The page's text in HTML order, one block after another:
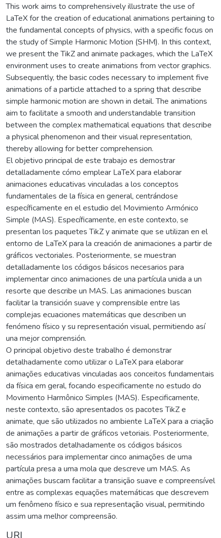
This work aims to comprehensively illustrate the use of
LaTeX for the creation of educational animations pertaining to
the fundamental concepts of physics, with a specific focus on
the study of Simple Harmonic Motion (SHM). In this context,
we present the TikZ and animate packages, which the LaTeX
environment uses to create animations from vector graphics.
Subsequently, the basic codes necessary to implement five
animations of a particle attached to a spring that describe
simple harmonic motion are shown in detail. The animations
aim to facilitate a smooth and understandable transition
between the complex mathematical equations that describe
a physical phenomenon and their visual representation,
thereby allowing for better comprehension.
El objetivo principal de este trabajo es demostrar
detalladamente cómo emplear LaTeX para elaborar
animaciones educativas vinculadas a los conceptos
fundamentales de la física en general, centrándose
específicamente en el estudio del Movimiento Armónico
Simple (MAS). Específicamente, en este contexto, se
presentan los paquetes TikZ y animate que se utilizan en el
entorno de LaTeX para la creación de animaciones a partir de
gráficos vectoriales. Posteriormente, se muestran
detalladamente los códigos básicos necesarios para
implementar cinco animaciones de una partícula unida a un
resorte que describe un MAS. Las animaciones buscan
facilitar la transición suave y comprensible entre las
complejas ecuaciones matemáticas que describen un
fenómeno físico y su representación visual, permitiendo así
una mejor comprensión.
O principal objetivo deste trabalho é demonstrar
detalhadamente como utilizar o LaTeX para elaborar
animações educativas vinculadas aos conceitos fundamentais
da física em geral, focando especificamente no estudo do
Movimento Harmônico Simples (MAS). Especificamente,
neste contexto, são apresentados os pacotes TikZ e
animate, que são utilizados no ambiente LaTeX para a criação
de animações a partir de gráficos vetoriais. Posteriormente,
são mostrados detalhadamente os códigos básicos
necessários para implementar cinco animações de uma
partícula presa a uma mola que descreve um MAS. As
animações buscam facilitar a transição suave e compreensível
entre as complexas equações matemáticas que descrevem
um fenômeno físico e sua representação visual, permitindo
assim uma melhor compreensão.
URI